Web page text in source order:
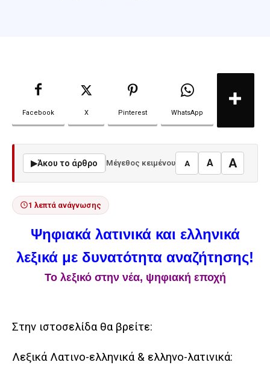
Facebook X Pinterest WhatsApp
▶Άκου το άρθρο Μέγεθος κειμένου A A A
1 λεπτά ανάγνωσης
Ψηφιακά λατινικά και ελληνικά
λεξικά με δυνατότητα αναζήτησης!
Το λεξικό στην νέα, ψηφιακή εποχή
Στην ιστοσελίδα θα βρείτε:
Λεξικά Λατινο-ελληνικά & ελληνο-λατινικά: